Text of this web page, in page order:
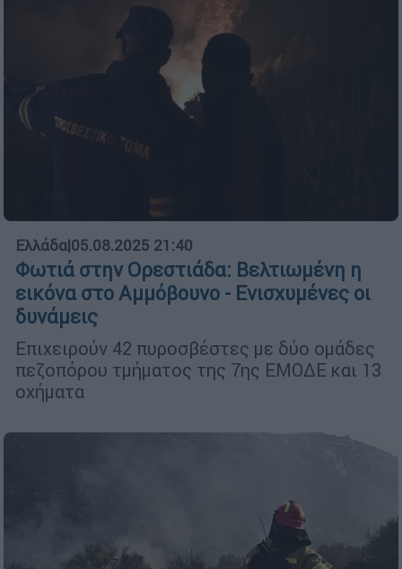
Ελλάδα|05.08.2025 21:40
Φωτιά στην Ορεστιάδα: Βελτιωμένη η
εικόνα στο Αμμόβουνο - Ενισχυμένες οι
δυνάμεις
Επιχειρούν 42 πυροσβέστες με δύο ομάδες
πεζοπόρου τμήματος της 7ης ΕΜΟΔΕ και 13
οχήματα